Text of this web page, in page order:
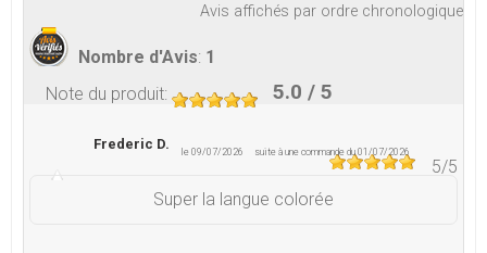
Avis affichés par ordre chronologique
Nombre d'Avis: 1
Note du produit: 5.0 / 5
Frederic D. le 09/07/2026 suite à une commande du 01/07/2026
5/5
Super la langue colorée